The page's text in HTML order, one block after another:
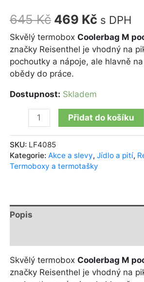
645Kč 469 Kč s DPH
Skvělý termobox Coolerbag M
značky Reisenthel je vhodný na
pochoutky a nápoje, ale hlavně
obědy do práce.
Dostupnost: Skladem
Přidat do košíku
SKU: LF4085
Kategorie: Akce a slevy, Jídlo a pití,
Termoboxy a termotašky
Popis
Skvělý termobox Coolerbag M
značky Reisenthel je vhodný na